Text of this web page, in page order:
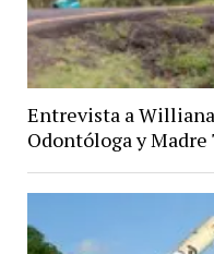
Entrevista a
Odontóloga y